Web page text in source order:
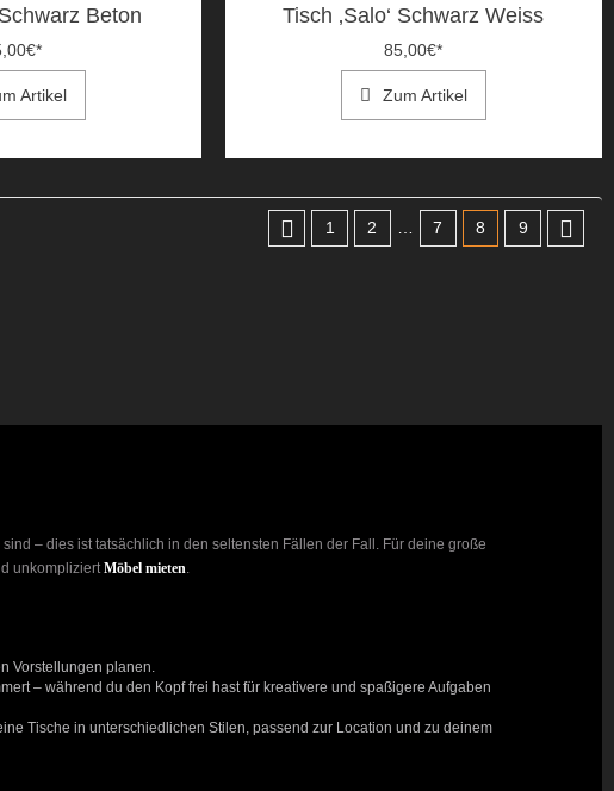
Beton
€*
Artikel
Tisch ‚Salo‘ Schwarz Weiss
85,00€*
Zum Artikel
1 2 … 7 8 9
– dies ist tatsächlich in den seltensten Fällen der Fall. Für deine große
unkompliziertMöbel mieten.
Vorstellungen planen.
– während du den Kopf frei hast für kreativere und spaßigere Aufgaben
Tische in unterschiedlichen Stilen, passend zur Location und zu deinem